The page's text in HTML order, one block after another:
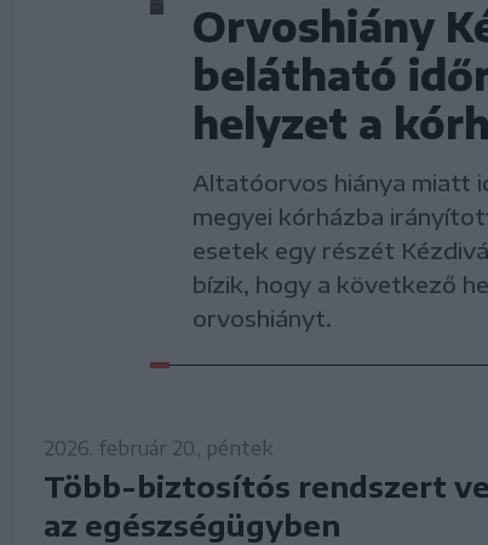
Orvoshiány
belátható
helyzet a
Altatóorvos hiánya miatt
megyei kórházba
esetek egy részét
bízik, hogy a következő
orvoshiányt.
2026. február 20., péntek
Több-biztosítós rendszert
az egészségügyben